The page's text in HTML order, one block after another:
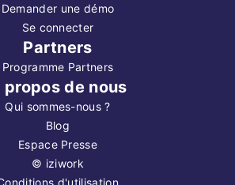
Demander une démo
Se connecter
Partners
Programme Partners
propos de nous
Qui sommes-nous ?
Blog
Espace Presse
© iziwork
d'utilisation